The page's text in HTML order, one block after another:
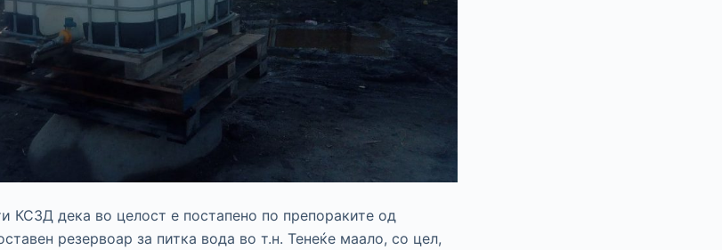
КСЗД дека во целост е постапено по препораките од
резервоар за питка вода во т.н. Тенеќе маало, со цел,